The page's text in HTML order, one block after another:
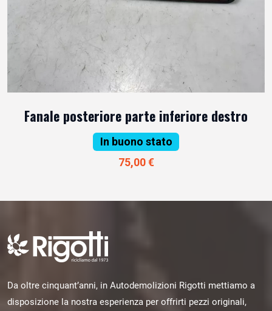
Fanale posteriore parte inferiore destro
In buono stato
75,00 €
Da oltre cinquant’anni, in Autodemolizioni Rigotti mettiamo a
disposizione la nostra esperienza per offrirti pezzi originali,